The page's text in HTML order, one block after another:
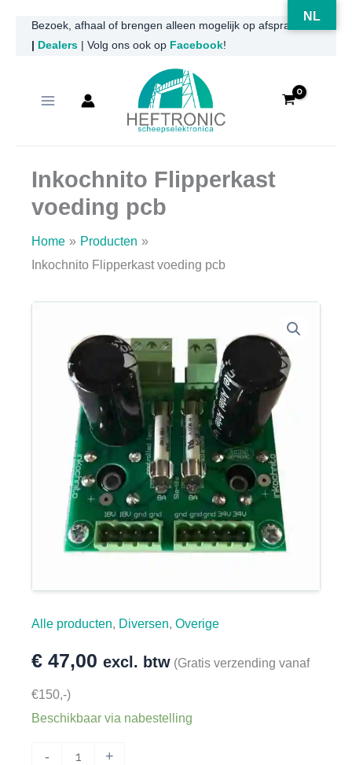
naar
inhoud
Bezoek, afhaal of brengen alleen mogelijk op afspraak
Dealers | Volg ons ook op Facebook!
Inkochnito Flipperkast
voeding pcb
Home
Producten
Inkochnito Flipperkast voeding pcb
Alle producten, Diversen, Overige
€ 47,00 excl. btw (Gratis verzending vanaf
€150,-)
Beschikbaar via nabestelling
-
Inkochnito
+
NL